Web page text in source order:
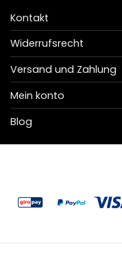
Kontakt
Widerrufsrecht
Versand und Zahlung
Mein konto
Blog